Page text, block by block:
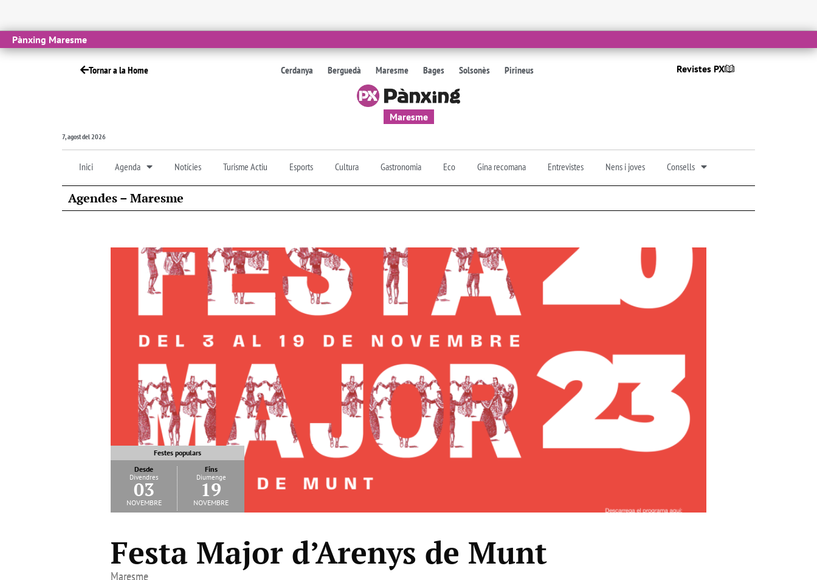
Pànxing Maresme
Tornar a la Home Cerdanya Berguedà Maresme Bages Solsonès Pirineus Revistes PX
Maresme
7, agost del 2026
Inici Agenda Notícies Turisme Actiu Esports Cultura Gastronomia Eco Gina recomana Entrevistes Nens i joves Consells
Agendes – Maresme
Festes populars
Desde
Divendres
03
novembre
Fins
Diumenge
19
novembre
Festa Major d’Arenys de Munt
Maresme